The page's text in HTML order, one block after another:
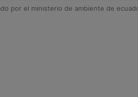
por el ministerio de ambiente de